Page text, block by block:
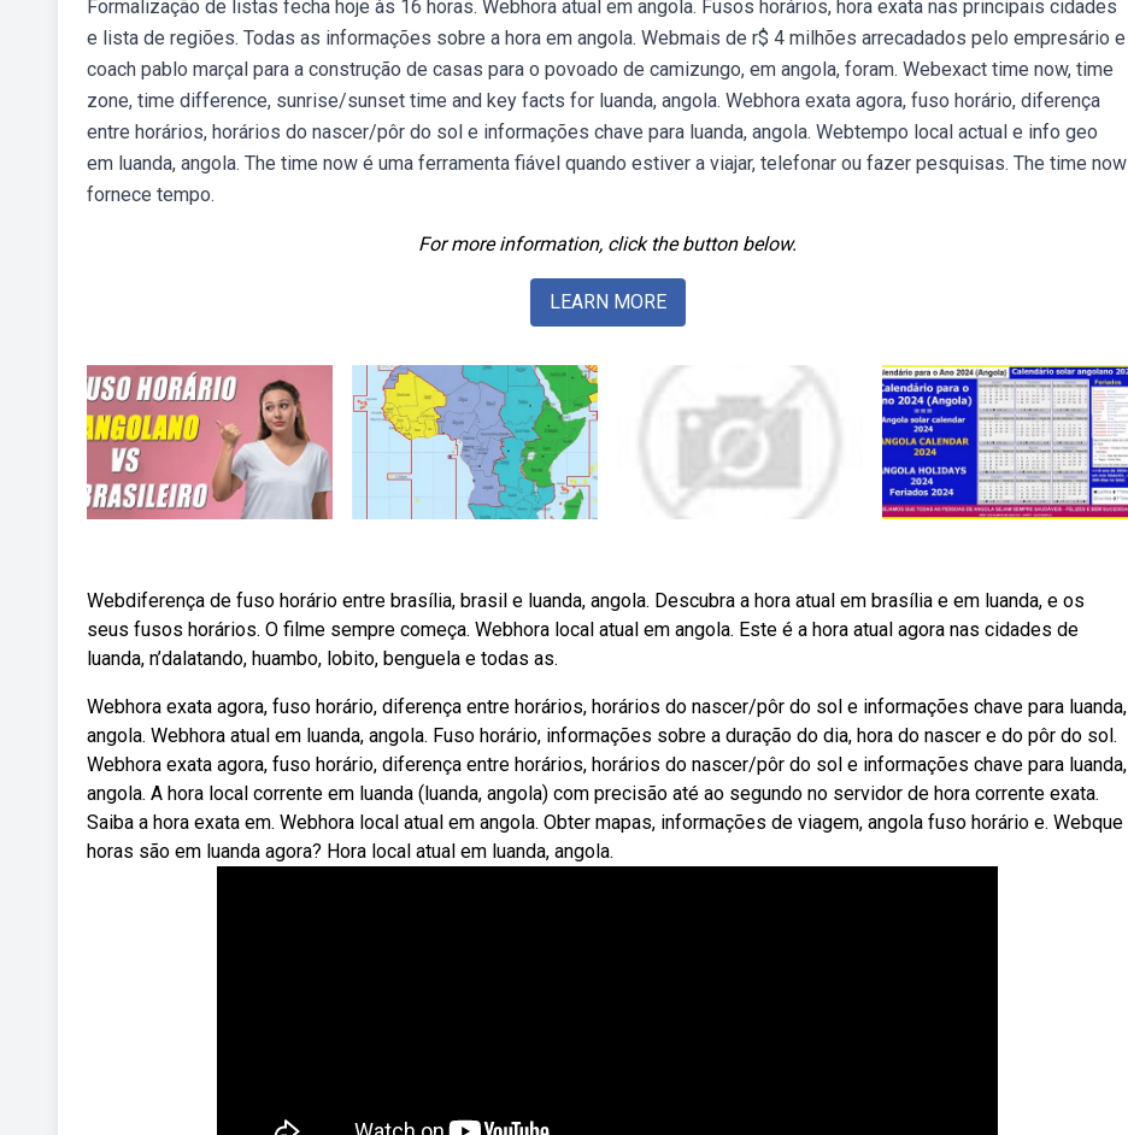
Formalização de listas fecha hoje às 16 horas. Webhora atual em angola. Fusos horários, hora exata nas principais cidades
e lista de regiões. Todas as informações sobre a hora em angola. Webmais de r$ 4 milhões arrecadados pelo empresário e
coach pablo marçal para a construção de casas para o povoado de camizungo, em angola, foram. Webexact time now, time
zone, time difference, sunrise/sunset time and key facts for luanda, angola. Webhora exata agora, fuso horário, diferença
entre horários, horários do nascer/pôr do sol e informações chave para luanda, angola. Webtempo local actual e info geo
em luanda, angola. The time now é uma ferramenta fiável quando estiver a viajar, telefonar ou fazer pesquisas. The time now
fornece tempo.
For more information, click the button below.
LEARN MORE
Webdiferença de fuso horário entre brasília, brasil e luanda, angola. Descubra a hora atual em brasília e em luanda, e os
seus fusos horários. O filme sempre começa. Webhora local atual em angola. Este é a hora atual agora nas cidades de
luanda, n’dalatando, huambo, lobito, benguela e todas as.
Webhora exata agora, fuso horário, diferença entre horários, horários do nascer/pôr do sol e informações chave para luanda,
angola. Webhora atual em luanda, angola. Fuso horário, informações sobre a duração do dia, hora do nascer e do pôr do sol.
Webhora exata agora, fuso horário, diferença entre horários, horários do nascer/pôr do sol e informações chave para luanda,
angola. A hora local corrente em luanda (luanda, angola) com precisão até ao segundo no servidor de hora corrente exata.
Saiba a hora exata em. Webhora local atual em angola. Obter mapas, informações de viagem, angola fuso horário e. Webque
horas são em luanda agora? Hora local atual em luanda, angola.